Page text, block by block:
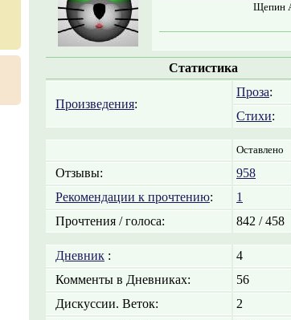
Щепин
Статистика
Произведения:
Проза:
Стихи:
Оставлено
Отзывы: 958
Рекомендации к прочтению: 1
Прочтения / голоса:
842 / 458
Дневник :
4
Комменты в Дневниках:
56
Дискуссии. Веток:
2